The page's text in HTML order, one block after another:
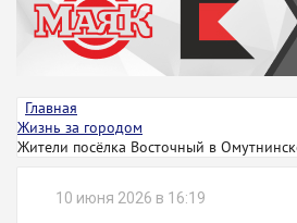
ЗАВОДУ "МАЯК" 85 ЛЕТ
ЭКОЛОГИЯ
Главная
Жизнь за городом
Жители посёлка Восточный в
10 июня 2026 в 16:19